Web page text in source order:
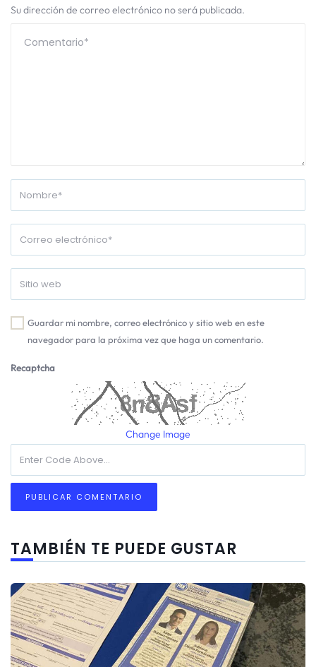
Su dirección de correo electrónico no será publicada.
Guardar mi nombre, correo electrónico y sitio web en este
navegador para la próxima vez que haga un comentario.
Recaptcha
Change Image
TAMBIÉN TE PUEDE GUSTAR